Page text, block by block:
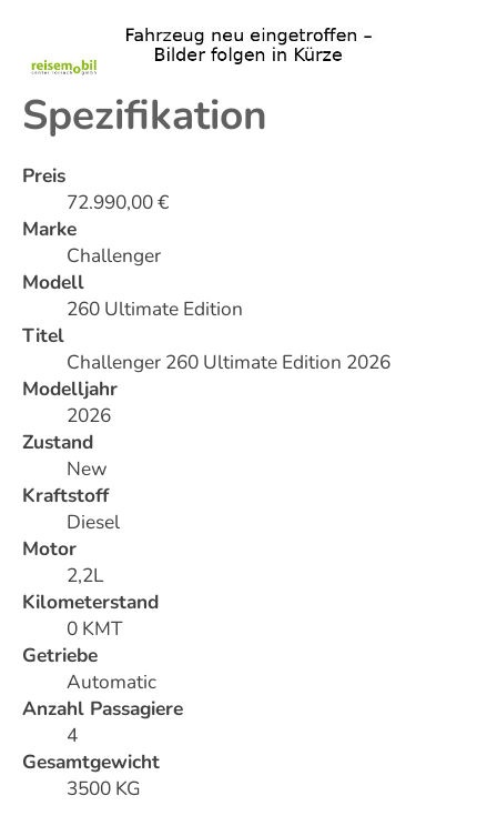
Spezifikation
Preis
72.990,00 €
Marke
Challenger
Modell
260 Ultimate Edition
Titel
Challenger 260 Ultimate Edition 2026
Modelljahr
2026
Zustand
New
Kraftstoff
Diesel
Motor
2,2L
Kilometerstand
0 KMT
Getriebe
Automatic
Anzahl Passagiere
4
Gesamtgewicht
3500 KG